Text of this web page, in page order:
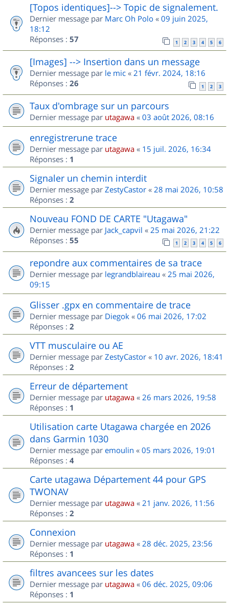
[Topos identiques]--> Topic de signalement.
Dernier message par Marc Oh Polo « 09 juin 2025,
18:12
Réponses : 57 1 2 3 4 5 6
[Images] --> Insertion dans un message
Dernier message par le mic « 21 févr. 2024, 18:16
Réponses : 26 1 2 3
Taux d'ombrage sur un parcours
Dernier message par utagawa « 03 août 2026, 08:16
enregistrerune trace
Dernier message par utagawa « 15 juil. 2026, 16:34
Réponses : 1
Signaler un chemin interdit
Dernier message par ZestyCastor « 28 mai 2026, 10:58
Réponses : 2
Nouveau FOND DE CARTE "Utagawa"
Dernier message par Jack_capvil « 25 mai 2026, 21:22
Réponses : 55 1 2 3 4 5 6
repondre aux commentaires de sa trace
Dernier message par legrandblaireau « 25 mai 2026,
09:15
Glisser .gpx en commentaire de trace
Dernier message par Diegok « 06 mai 2026, 17:02
Réponses : 2
VTT musculaire ou AE
Dernier message par ZestyCastor « 10 avr. 2026, 18:41
Réponses : 2
Erreur de département
Dernier message par utagawa « 26 mars 2026, 19:58
Réponses : 1
Utilisation carte Utagawa chargée en 2026
dans Garmin 1030
Dernier message par emoulin « 05 mars 2026, 19:01
Réponses : 4
Carte utagawa Département 44 pour GPS
TWONAV
Dernier message par utagawa « 21 janv. 2026, 11:56
Réponses : 2
Connexion
Dernier message par utagawa « 28 déc. 2025, 23:56
Réponses : 1
filtres avancees sur les dates
Dernier message par utagawa « 06 déc. 2025, 09:06
Réponses : 1